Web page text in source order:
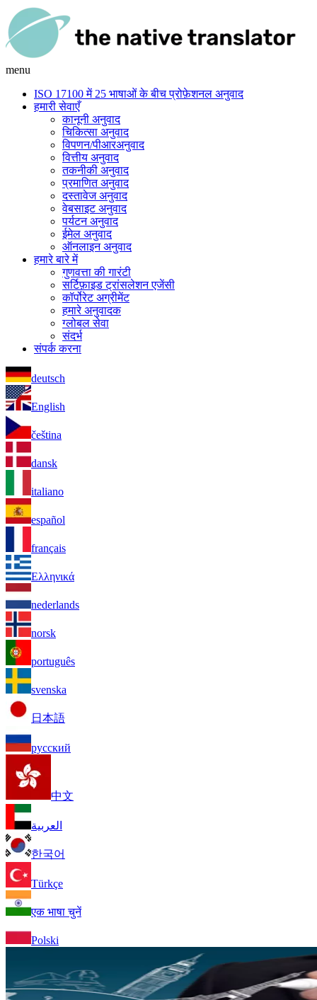
menu
ISO 17100 में 25 भाषाओं के बीच प्रोफ़ेशनल अनुवाद
हमारी सेवाएँ
कानूनी अनुवाद
चिकित्सा अनुवाद
विपणन/पीआरअनुवाद
वित्तीय अनुवाद
तकनीकी अनुवाद
प्रमाणित अनुवाद
दस्तावेज अनुवाद
वेबसाइट अनुवाद
पर्यटन अनुवाद
ईमेल अनुवाद
ऑनलाइन अनुवाद
हमारे बारे में
गुणवत्ता की गारंटी
सर्टिफ़ाइड ट्रांसलेशन एजेंसी
कॉर्पोरेट अग्रीमेंट
हमारे अनुवादक
ग्लोबल सेवा
संदर्भ
संपर्क करना
deutsch
English
čeština
dansk
italiano
español
français
Ελληνικά
nederlands
norsk
português
svenska
日本語
русский
中文
العربية
한국어
Türkçe
एक भाषा चुनें
Polski